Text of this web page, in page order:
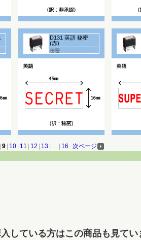
D131 英語 秘密
(赤)
秘密
9 10 11 12 13 … 16 次ページ
している方はこの商品も見てい